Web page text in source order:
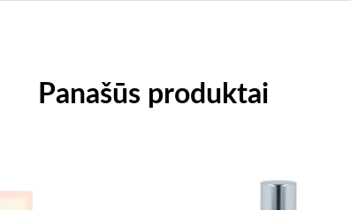
Panašūs produktai